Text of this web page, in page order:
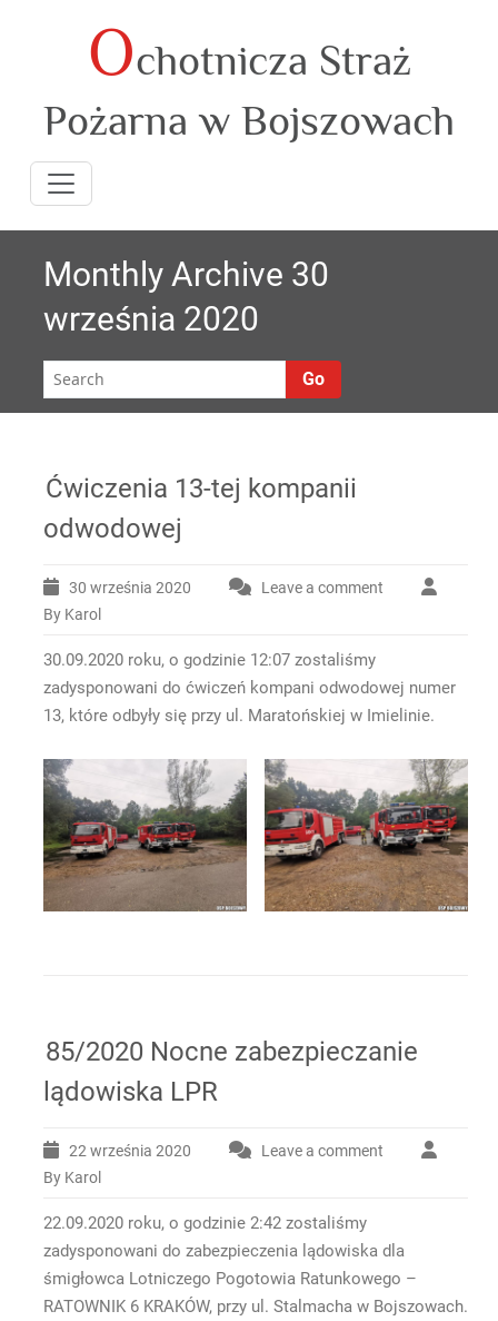
Ochotnicza Straż
Pożarna w Bojszowach
Monthly Archive 30
września 2020
Go
Ćwiczenia 13-tej kompanii
odwodowej
30 września 2020
Leave a comment
By Karol
30.09.2020 roku, o godzinie 12:07 zostaliśmy
zadysponowani do ćwiczeń kompani odwodowej numer
13, które odbyły się przy ul. Maratońskiej w Imielinie.
85/2020 Nocne zabezpieczanie
lądowiska LPR
22 września 2020
Leave a comment
By Karol
22.09.2020 roku, o godzinie 2:42 zostaliśmy
zadysponowani do zabezpieczenia lądowiska dla
śmigłowca Lotniczego Pogotowia Ratunkowego –
RATOWNIK 6 KRAKÓW, przy ul. Stalmacha w Bojszowach.